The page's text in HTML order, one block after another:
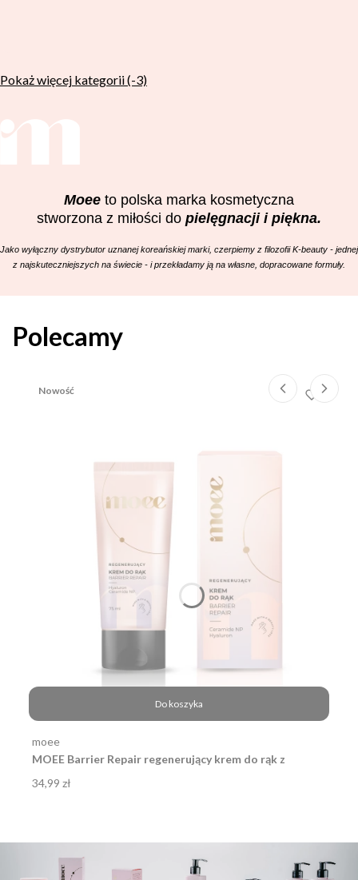
Pokaż więcej kategorii (-3)
Moee to polska marka kosmetyczna
stworzona z miłości do pielęgnacji i piękna.
Jako wyłączny dystrybutor uznanej koreańskiej marki, czerpiemy z filozofii K-beauty - jednej
z najskuteczniejszych na świecie - i przekładamy ją na własne, dopracowane formuły.
Polecamy
Nowość
Do koszyka
MOEE Barrier Repair regenerujący krem do rąk z
Producent
moee
Cena
34,99 zł